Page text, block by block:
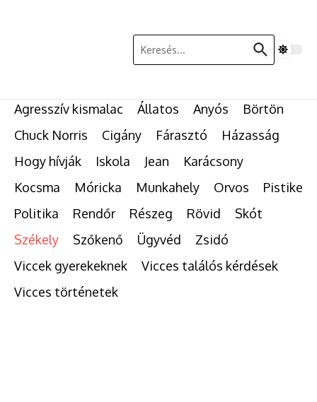
Keresés:
Agresszív kismalac Állatos Anyós
Börtön
Chuck Norris
Cigány Fárasztó
Házasság
Hogy hívják
Iskola Jean
Karácsony
Kocsma
Móricka Munkahely Orvos
Pistike
Politika
Rendőr Részeg Rövid
Skót
Székely
Szőkenő Ügyvéd
Zsidó
Viccek gyerekeknek
Vicces találós kérdések
Vicces történetek